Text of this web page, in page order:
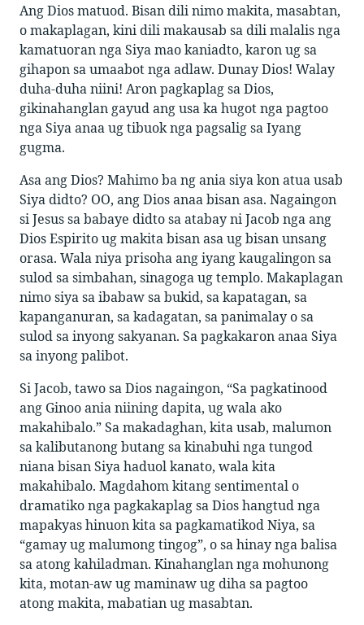
Ang Dios matuod. Bisan dili nimo makita, masabtan,
o makaplagan, kini dili makausab sa dili malalis nga
kamatuoran nga Siya mao kaniadto, karon ug sa
gihapon sa umaabot nga adlaw. Dunay Dios! Walay
duha-duha niini! Aron pagkaplag sa Dios,
gikinahanglan gayud ang usa ka hugot nga pagtoo
nga Siya anaa ug tibuok nga pagsalig sa Iyang
gugma.
Asa ang Dios? Mahimo ba ng ania siya kon atua usab
Siya didto? OO, ang Dios anaa bisan asa. Nagaingon
si Jesus sa babaye didto sa atabay ni Jacob nga ang
Dios Espirito ug makita bisan asa ug bisan unsang
orasa. Wala niya prisoha ang iyang kaugalingon sa
sulod sa simbahan, sinagoga ug templo. Makaplagan
nimo siya sa ibabaw sa bukid, sa kapatagan, sa
kapanganuran, sa kadagatan, sa panimalay o sa
sulod sa inyong sakyanan. Sa pagkakaron anaa Siya
sa inyong palibot.
Si Jacob, tawo sa Dios nagaingon, “Sa pagkatinood
ang Ginoo ania niining dapita, ug wala ako
makahibalo.” Sa makadaghan, kita usab, malumon
sa kalibutanong butang sa kinabuhi nga tungod
niana bisan Siya haduol kanato, wala kita
makahibalo. Magdahom kitang sentimental o
dramatiko nga pagkakaplag sa Dios hangtud nga
mapakyas hinuon kita sa pagkamatikod Niya, sa
“gamay ug malumong tingog”, o sa hinay nga balisa
sa atong kahiladman. Kinahanglan nga mohunong
kita, motan-aw ug maminaw ug diha sa pagtoo
atong makita, mabatian ug masabtan.